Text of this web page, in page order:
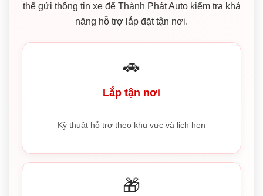
thể gửi thông tin xe để Thành Phát Auto kiểm tra khả
năng hỗ trợ lắp đặt tận nơi.
🚗
Lắp tận nơi
Kỹ thuật hỗ trợ theo khu vực và lịch hẹn
🎁